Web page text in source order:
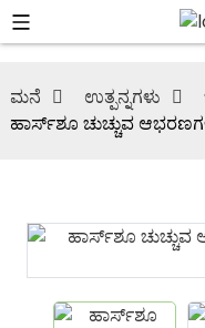
ಮನೆ ಉತ್ಪನ್ನಗಳು
ಹಾರ್ಸ್‌ಶೂ ಚುಚ್ಚುವ